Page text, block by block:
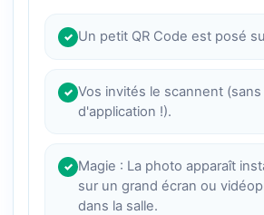
✓ Un petit QR Code est posé
✓ Vos invités le scannent
d'application !).
✓ Magie : La photo apparaît
sur un grand écran ou
dans la salle.